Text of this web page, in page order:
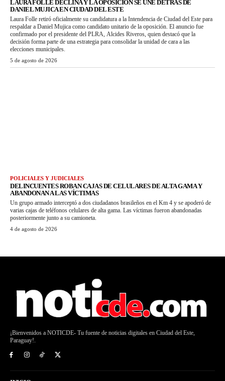
LAURA FOLLE DECLINA Y LA OPOSICIÓN SE UNE DETRÁS DE
DANIEL MUJICA EN CIUDAD DEL ESTE
Laura Folle retiró oficialmente su candidatura a la Intendencia de Ciudad del Este para
respaldar a Daniel Mujica como candidato unitario de la oposición. El anuncio fue
confirmado por el presidente del PLRA, Alcides Riveros, quien destacó que la
decisión forma parte de una estrategia para consolidar la unidad de cara a las
elecciones municipales.
5 de agosto de 2026
POLICIALES Y JUDICIALES
DELINCUENTES ROBAN CAJAS DE CELULARES DE ALTA GAMA Y
ABANDONAN A LAS VÍCTIMAS
Un grupo armado interceptó a dos ciudadanos brasileños en el Km 4 y se apoderó de
varias cajas de teléfonos celulares de alta gama. Las víctimas fueron abandonadas
posteriormente junto a su camioneta.
4 de agosto de 2026
¡Bienvenidos a NOTICDE- Tu fuente de noticias digitales en Ciudad del Este,
Paraguay!.